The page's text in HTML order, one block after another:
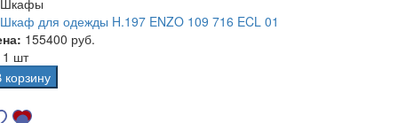
Шкафы
Шкаф для одежды H.197 ENZO 109 716 ECL 01
155400 руб.
1 шт
корзину